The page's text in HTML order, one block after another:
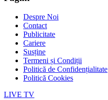
Despre Noi
Contact
Publicitate
Cariere
Susține
Termeni și Condiții
Politică de Confidențialitate
Politică Cookies
LIVE TV